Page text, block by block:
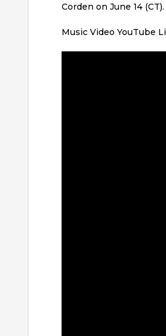
Corden on June 14 (CT).
Music Video YouTube